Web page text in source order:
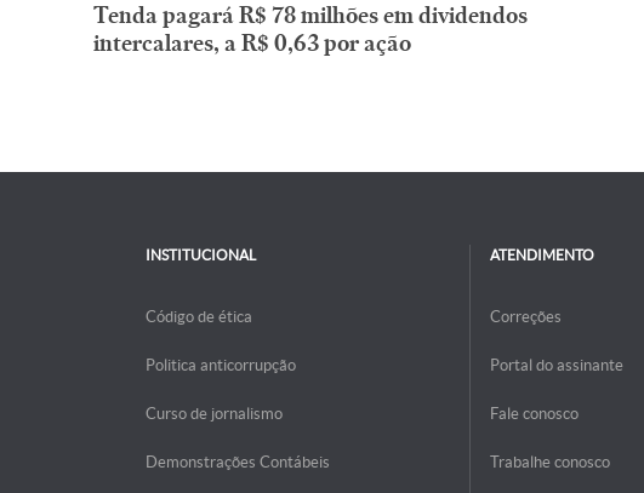
Tenda pagará R$ 78 milhões em dividendos
intercalares, a R$ 0,63 por ação
INSTITUCIONAL
Código de ética
Politica anticorrupção
Curso de jornalismo
Demonstrações Contábeis
ATENDIMENTO
Correções
Portal do assinante
Fale conosco
Trabalhe conosco